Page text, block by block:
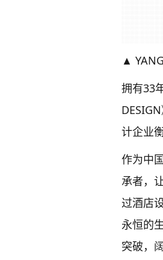
▲
拥有33
计企业
作为中
承者，
过酒店
永恒的
突破，